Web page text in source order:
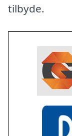
tilbyde.